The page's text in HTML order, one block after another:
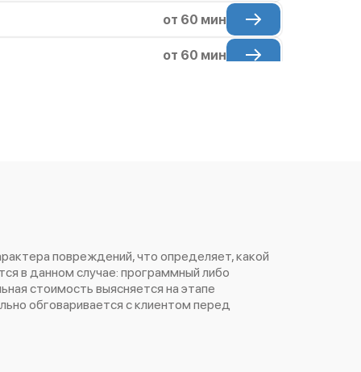
от 60 мин
от 60 мин
от 60 мин
от 60 мин
повреждений, что определяет, какой
в данном случае: программный либо
стоимость выясняется на этапе
обговаривается с клиентом перед